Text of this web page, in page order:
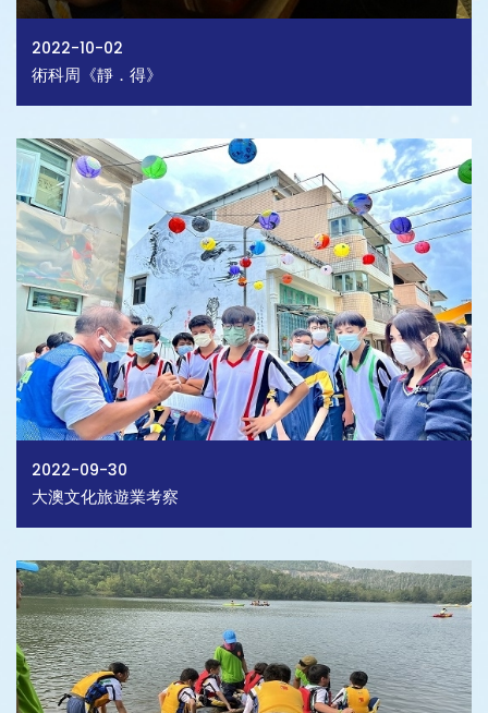
2022-10-02
術科周《靜．得》
2022-09-30
大澳文化旅遊業考察